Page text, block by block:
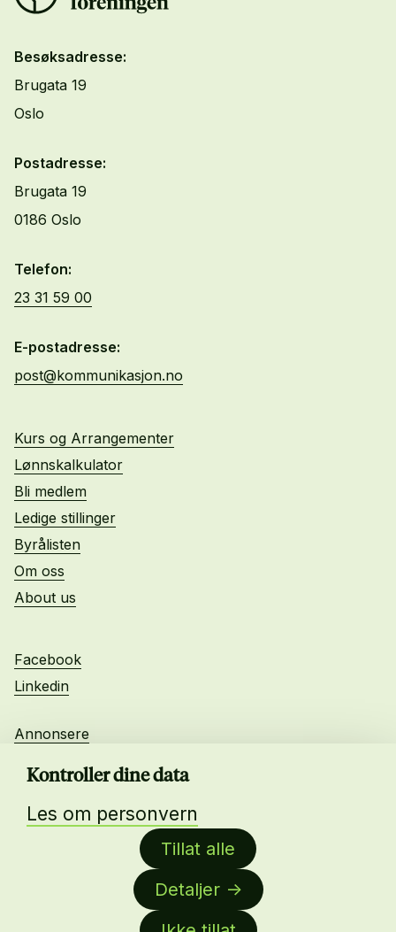
Kontroller dine data
Tillat alle
Detaljer
Les om personvern
Besøksadresse:
Brugata 19
Oslo
Postadresse:
Brugata 19
0186 Oslo
Telefon:
23 31 59 00
E-postadresse:
post@kommunikasjon.no
Kurs og Arrangementer
Lønnskalkulator
Bli medlem
Ledige stillinger
Byrålisten
Om oss
About us
Facebook
Linkedin
Annonsere
Daglig leder:
Anne-Lise Mørch von der Fehr
Malin Sundby Revaa